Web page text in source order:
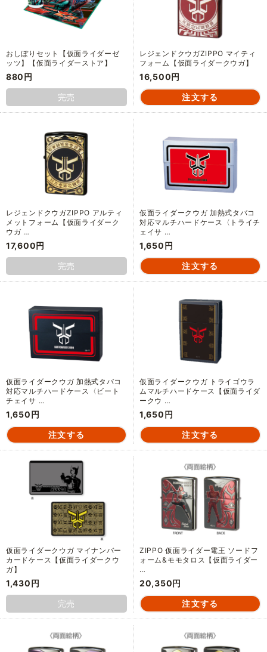
おしぼりセット【仮面ライダーゼ
ッツ】【仮面ライダーストア】
880円
完売
レジェンドクウガZIPPO マイティ
フォーム【仮面ライダークウガ】
16,500円
レジェンドクウガZIPPO アルティ
メットフォーム【仮面ライダーク
ウガ …
17,600円
完売
仮面ライダークウガ 加熱式タバコ
対応マルチハードケース〈トライチ
ェイサ …
1,650円
仮面ライダークウガ 加熱式タバコ
対応マルチハードケース〈ビート
チェイサ …
1,650円
仮面ライダークウガ トライゴウラ
ムマルチハードケース【仮面ライダ
ークウ …
1,650円
仮面ライダークウガ マイナンバー
カードケース【仮面ライダークウ
ガ】
1,430円
完売
ZIPPO 仮面ライダー電王 ソードフ
ォーム&モモタロス【仮面ライダー
…
20,350円